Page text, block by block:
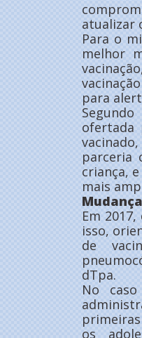
atualizar
Para o
melhor
para
ofertada
parceria
criança,
mais
Em
isso,
de
dTpa.
No
os